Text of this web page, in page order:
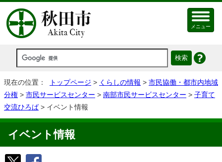
メニュー
現在の位置： トップページ > くらしの情報 > 市民協働・都市内地域
分権 > 市民サービスセンター > 南部市民サービスセンター > 子育て
交流ひろば> イベント情報
イベント情報